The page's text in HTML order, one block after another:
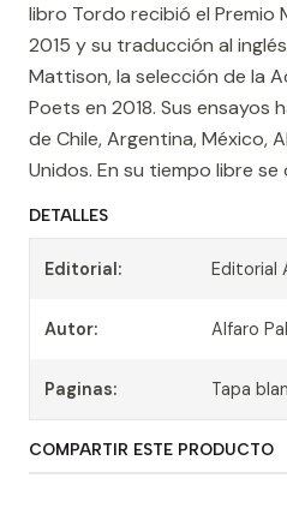
libro Tordo recibió el Premio
2015 y su traducción al
Mattison, la selección de la
Poets en 2018. Sus ensayos
de Chile, Argentina, México,
Unidos. En su tiempo libre
DETALLES
Editorial: Editorial
Autor: Alfaro
Paginas: Tapa
COMPARTIR ESTE PRODUCTO